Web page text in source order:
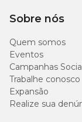
Cartucho
Frequência do
Sobre nós
Quem somos
Eventos
Campanhas
Trabalhe conosco
Expansão
Realize sua